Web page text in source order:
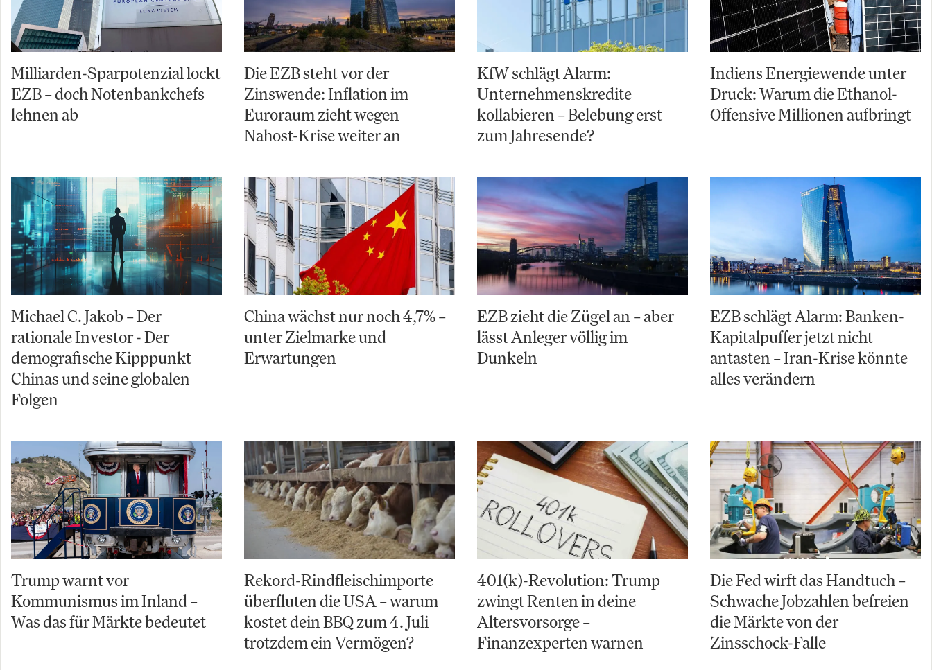
Milliarden-Sparpotenzial lockt
EZB – doch Notenbankchefs
lehnen ab
Die EZB steht vor der
Zinswende: Inflation im
Euroraum zieht wegen
Nahost-Krise weiter an
KfW schlägt Alarm:
Unternehmenskredite
kollabieren – Belebung erst
zum Jahresende?
Indiens Energiewende unter
Druck: Warum die Ethanol-
Offensive Millionen aufbringt
Michael C. Jakob – Der
rationale Investor - Der
demografische Kipppunkt
Chinas und seine globalen
Folgen
China wächst nur noch 4,7% –
unter Zielmarke und
Erwartungen
EZB zieht die Zügel an – aber
lässt Anleger völlig im
Dunkeln
EZB schlägt Alarm: Banken-
Kapitalpuffer jetzt nicht
antasten – Iran-Krise könnte
alles verändern
Trump warnt vor
Kommunismus im Inland –
Was das für Märkte bedeutet
Rekord-Rindfleischimporte
überfluten die USA – warum
kostet dein BBQ zum 4. Juli
trotzdem ein Vermögen?
401(k)-Revolution: Trump
zwingt Renten in deine
Altersvorsorge –
Finanzexperten warnen
Die Fed wirft das Handtuch –
Schwache Jobzahlen befreien
die Märkte von der
Zinsschock-Falle